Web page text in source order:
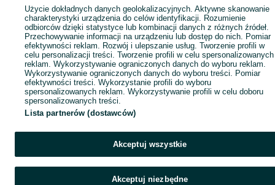
Użycie dokładnych danych geolokalizacyjnych. Aktywne skanowanie
charakterystyki urządzenia do celów identyfikacji. Rozumienie
odbiorców dzięki statystyce lub kombinacji danych z różnych źródeł.
Przechowywanie informacji na urządzeniu lub dostęp do nich. Pomiar
efektywności reklam. Rozwój i ulepszanie usług. Tworzenie profili w
celu personalizacji treści. Tworzenie profili w celu spersonalizowanych
reklam. Wykorzystywanie ograniczonych danych do wyboru reklam.
Wykorzystywanie ograniczonych danych do wyboru treści. Pomiar
efektywności treści. Wykorzystanie profili do wyboru
spersonalizowanych reklam. Wykorzystywanie profili w celu doboru
spersonalizowanych treści.
Lista partnerów (dostawców)
Akceptuj wszystkie
Akceptuj niezbędne